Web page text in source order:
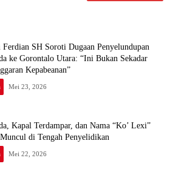
Ferdian SH Soroti Dugaan Penyelundupan
ke Gorontalo Utara: “Ini Bukan Sekadar
Kepabeanan”
Mei 23, 2026
Kapal Terdampar, dan Nama “Ko’ Lexi”
di Tengah Penyelidikan
Mei 22, 2026